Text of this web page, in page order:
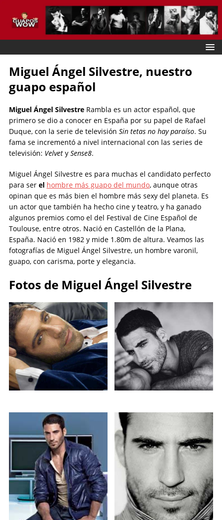
Miguel Ángel Silvestre, nuestro
guapo español
Miguel Ángel SilvestreRambla es un actor español, que
primero se dio a conocer en España por su papel de Rafael
Duque, con la serie de televisión Sin tetas no hay paraíso. Su
fama se incrementó a nivel internacional con las series de
televisión: Velvety Sense8.
Miguel Ángel Silvestre es para muchas el candidato perfecto
para ser el hombre más guapo del mundo, aunque otras
opinan que es más bien el hombre más sexy del planeta. Es
un actor que también ha hecho cine y teatro, y ha ganado
algunos premios como el del Festival de Cine Español de
Toulouse, entre otros. Nació en Castellón de la Plana,
España. Nació en 1982 y mide 1.80m de altura. Veamos las
fotografías de Miguel Ángel Silvestre, un hombre varonil,
guapo, con carisma, porte y elegancia.
Fotos de Miguel Ángel Silvestre